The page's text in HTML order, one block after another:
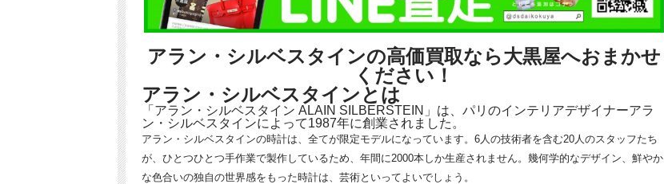
アラン・シルベスタインの高価買取なら大黒屋へおまかせ
ください！
アラン・シルベスタインとは
「アラン・シルベスタイン ALAIN SILBERSTEIN」は、パリのインテリアデザイナーアラ
ン・シルベスタインによって1987年に創業されました。
アラン・シルベスタインの時計は、全てが限定モデルになっています。6人の技術者を含む20人のスタッフたち
が、ひとつひとつ手作業で製作しているため、年間に2000本しか生産されません。幾何学的なデザイン、鮮やか
な色合いの独自の世界感をもった時計は、芸術といってよいでしょう。